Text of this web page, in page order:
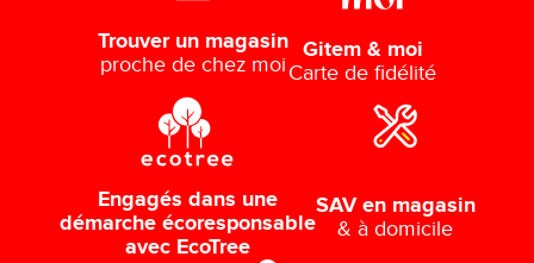
Trouver un magasin
proche de chez moi
Gitem & moi
Carte de fidélité
Engagés dans une
démarche écoresponsable
avec EcoTree
SAV en magasin
& à domicile